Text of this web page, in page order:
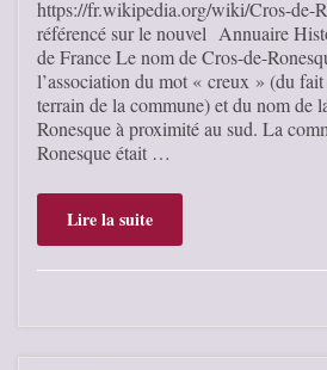
https://fr.wikipedia.org/wiki/Cros-de-
référencé sur le nouvel Annuaire
de France Le nom de Cros-de-
l’association du mot « creux » (du
terrain de la commune) et du nom de
Ronesque à proximité au sud. La
Ronesque était …
Lire la suite